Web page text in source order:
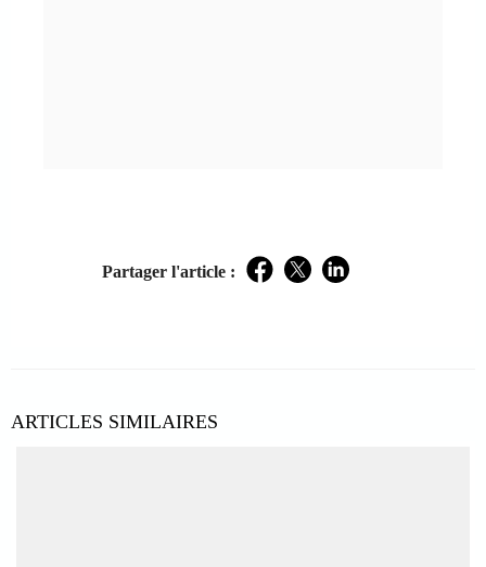
Partager l'article : Facebook
TwitterLinkedIn
ARTICLES SIMILAIRES